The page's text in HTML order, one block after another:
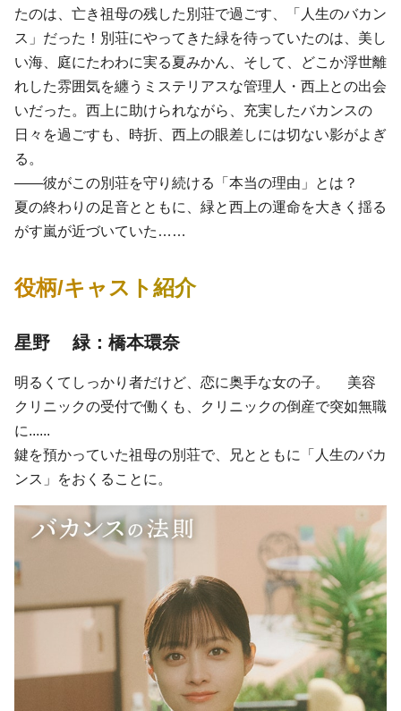
たのは、亡き祖母の残した別荘で過ごす、「人生のバカン
ス」だった！別荘にやってきた緑を待っていたのは、美し
い海、庭にたわわに実る夏みかん、そして、どこか浮世離
れした雰囲気を纏うミステリアスな管理人・西上との出会
いだった。西上に助けられながら、充実したバカンスの
日々を過ごすも、時折、西上の眼差しには切ない影がよぎ
る。
――彼がこの別荘を守り続ける「本当の理由」とは？
夏の終わりの足音とともに、緑と西上の運命を大きく揺る
がす嵐が近づいていた……
役柄/キャスト紹介
星野 緑：橋本環奈
明るくてしっかり者だけど、恋に奥手な女の子。 美容
クリニックの受付で働くも、クリニックの倒産で突如無職
に......
鍵を預かっていた祖母の別荘で、兄とともに「人生のバカ
ンス」をおくることに。